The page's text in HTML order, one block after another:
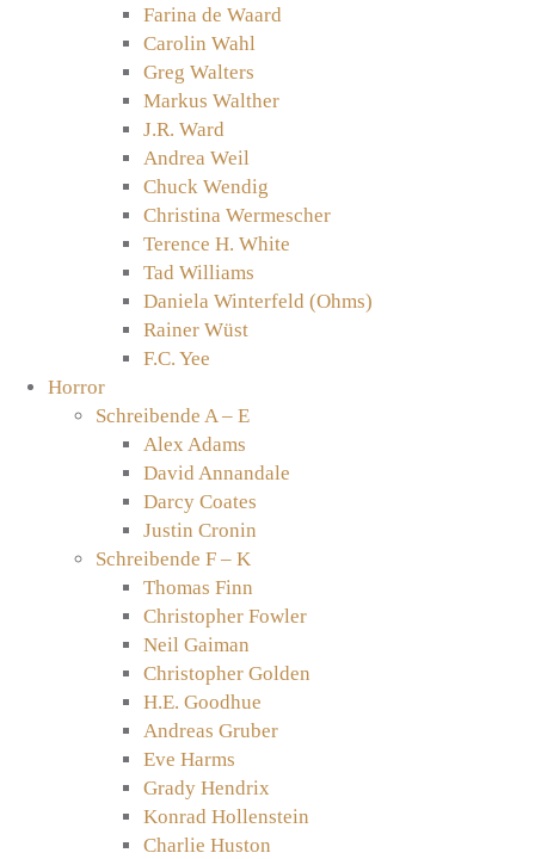
Farina de Waard
Carolin Wahl
Greg Walters
Markus Walther
J.R. Ward
Andrea Weil
Chuck Wendig
Christina Wermescher
Terence H. White
Tad Williams
Daniela Winterfeld (Ohms)
Rainer Wüst
F.C. Yee
Horror
Schreibende A – E
Alex Adams
David Annandale
Darcy Coates
Justin Cronin
Schreibende F – K
Thomas Finn
Christopher Fowler
Neil Gaiman
Christopher Golden
H.E. Goodhue
Andreas Gruber
Eve Harms
Grady Hendrix
Konrad Hollenstein
Charlie Huston